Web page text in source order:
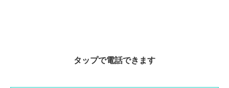
タップで電話できます